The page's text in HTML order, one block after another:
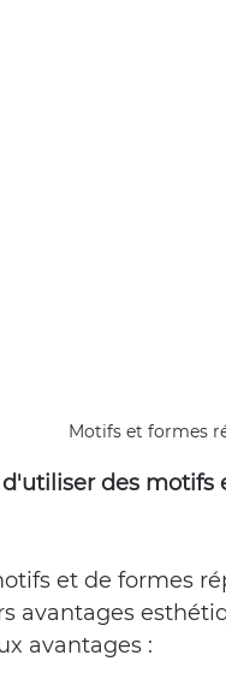
Motifs et formes
des
et de formes
avantages
avantages :